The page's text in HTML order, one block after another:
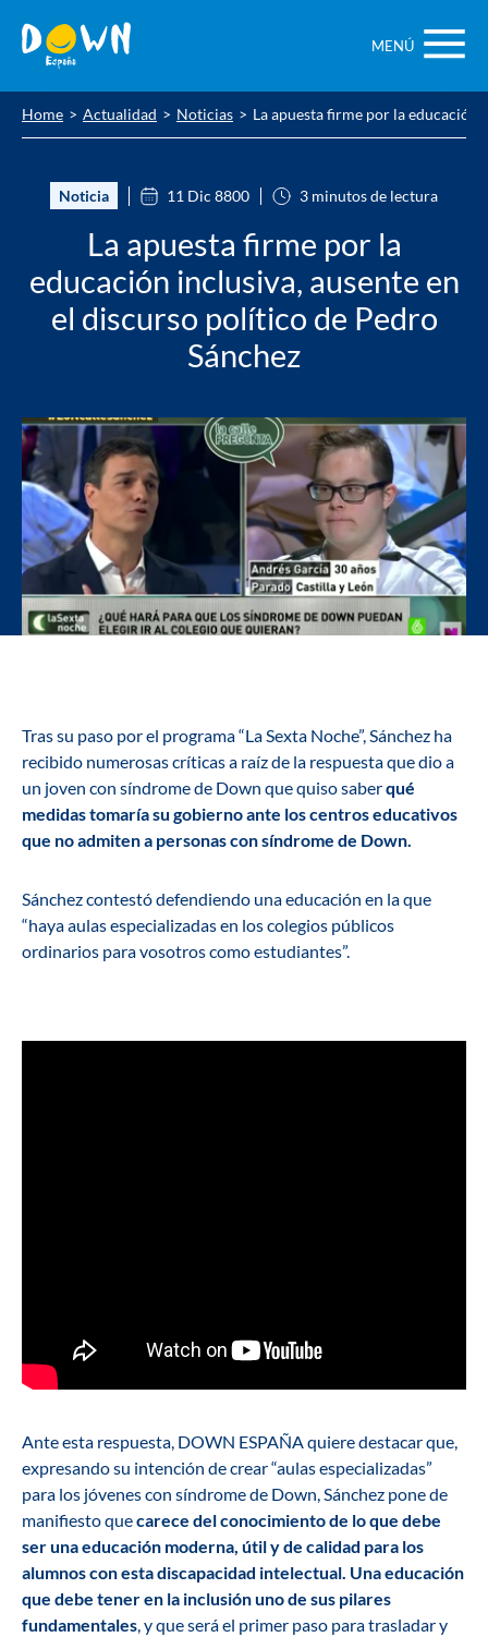
contenido
MENÚ
Home Actualidad Noticias La apuesta firme por la educación
Noticia 11 Dic 8800 3 minutos de lectura
La apuesta firme por la
educación inclusiva, ausente en
el discurso político de Pedro
Sánchez
Tras su paso por el programa “La Sexta Noche”, Sánchez ha
recibido numerosas críticas a raíz de la respuesta que dio a
un joven con síndrome de Down que quiso saberqué
medidas tomaría su gobierno ante los centros educativos
que no admiten a personas con síndrome de Down.
Sánchez contestó defendiendo una educación en la que
“haya aulas especializadas en los colegios públicos
ordinarios para vosotros como estudiantes”.
Ante esta respuesta, DOWN ESPAÑA quiere destacar que,
expresando su intención de crear “aulas especializadas”
para los jóvenes con síndrome de Down, Sánchez pone de
manifiesto quecarece del conocimiento de lo que debe
ser una educación moderna, útil y de calidad para los
alumnos con esta discapacidad intelectual. Una educación
que debe tener en la inclusión uno de sus pilares
fundamentales, y que será el primer paso para trasladar y